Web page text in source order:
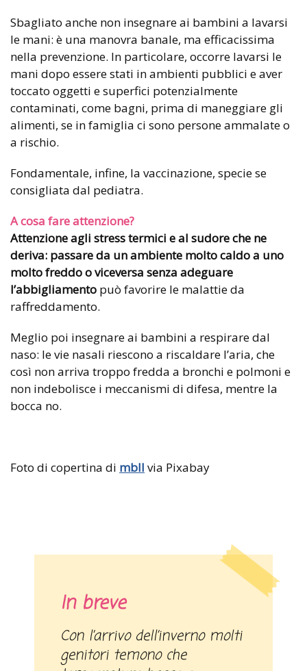
Sbagliato anche non insegnare ai bambini a lavarsi
le mani: è una manovra banale, ma efficacissima
nella prevenzione. In particolare, occorre lavarsi le
mani dopo essere stati in ambienti pubblici e aver
toccato oggetti e superfici potenzialmente
contaminati, come bagni, prima di maneggiare gli
alimenti, se in famiglia ci sono persone ammalate o
a rischio.
Fondamentale, infine, la vaccinazione, specie se
consigliata dal pediatra.
A cosa fare attenzione?
Attenzione agli stress termici e al sudore che ne
deriva: passare da un ambiente molto caldo a uno
molto freddo o viceversa senza adeguare
l’abbigliamento può favorire le malattie da
raffreddamento.
Meglio poi insegnare ai bambini a respirare dal
naso: le vie nasali riescono a riscaldare l’aria, che
così non arriva troppo fredda a bronchi e polmoni e
non indebolisce i meccanismi di difesa, mentre la
bocca no.
Foto di copertina di mbll via Pixabay
In breve
Con l’arrivo dell’inverno molti
genitori temono che